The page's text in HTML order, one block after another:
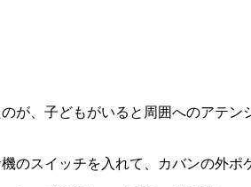
が、子どもがいると周囲へのアテ
スイッチを入れて、カバンの外ポ